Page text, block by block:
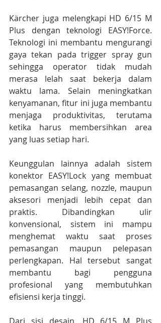
Kärcher juga melengkapi HD 6/15 M
Plus dengan teknologi EASY!Force.
Teknologi ini membantu mengurangi
gaya tekan pada trigger spray gun
sehingga operator tidak mudah
merasa lelah saat bekerja dalam
waktu lama. Selain meningkatkan
kenyamanan, fitur ini juga membantu
menjaga produktivitas, terutama
ketika harus membersihkan area
yang luas setiap hari.
Keunggulan lainnya adalah sistem
konektor EASY!Lock yang membuat
pemasangan selang, nozzle, maupun
aksesori menjadi lebih cepat dan
praktis. Dibandingkan ulir
konvensional, sistem ini mampu
menghemat waktu saat proses
pemasangan maupun pelepasan
perlengkapan. Hal tersebut sangat
membantu bagi pengguna
profesional yang membutuhkan
efisiensi kerja tinggi.
Dari sisi desain, HD 6/15 M Plus